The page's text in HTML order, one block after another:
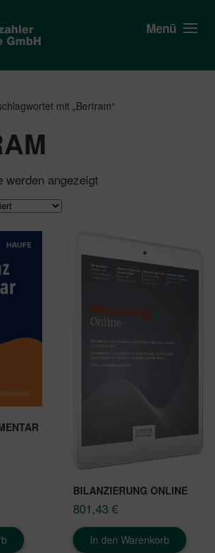
Menü
mit „Bertram“
werden angezeigt
BILANZIERUNG ONLINE
801,43 €
In den Warenkorb